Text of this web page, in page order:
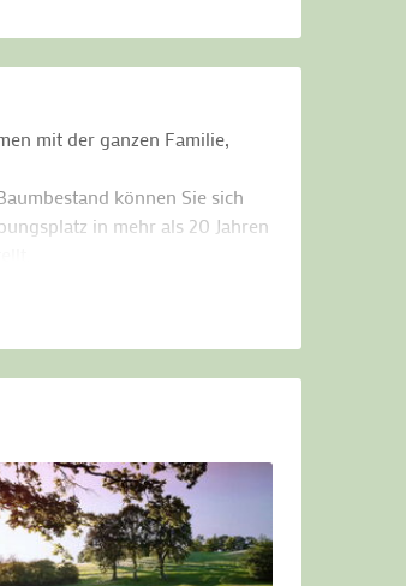
mit der ganzen Familie,
können Sie sich
in mehr als 20 Jahren
unterhalten.
Zwei-Tage-Schnupperkurs
die Möglichkeit, alle
werden.
der Kieler Golf Academy